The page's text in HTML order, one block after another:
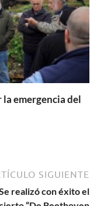
emergencia del
SIGUIENTE
realizó con éxito el